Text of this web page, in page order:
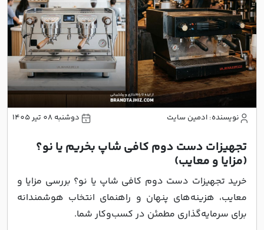
نویسنده: ادمین سایت دوشنبه 08 تیر 1405
تجهیزات دست دوم کافی شاپ بخریم یا نو؟
(مزایا و معایب)
خرید تجهیزات دست دوم کافی شاپ یا نو؟ بررسی مزایا و
معایب، هزینه‌های پنهان و راهنمای انتخاب هوشمندانه
برای سرمایه‌گذاری مطمئن در کسب‌وکار شما.